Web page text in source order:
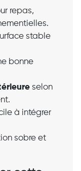
repas,
stable
bonne
selon
à intégrer
sobre et